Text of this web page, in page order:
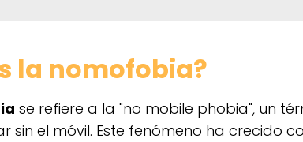
la nomofobia?
se refiere a la "no mobile phobia", un
sin el móvil. Este fenómeno ha crecido